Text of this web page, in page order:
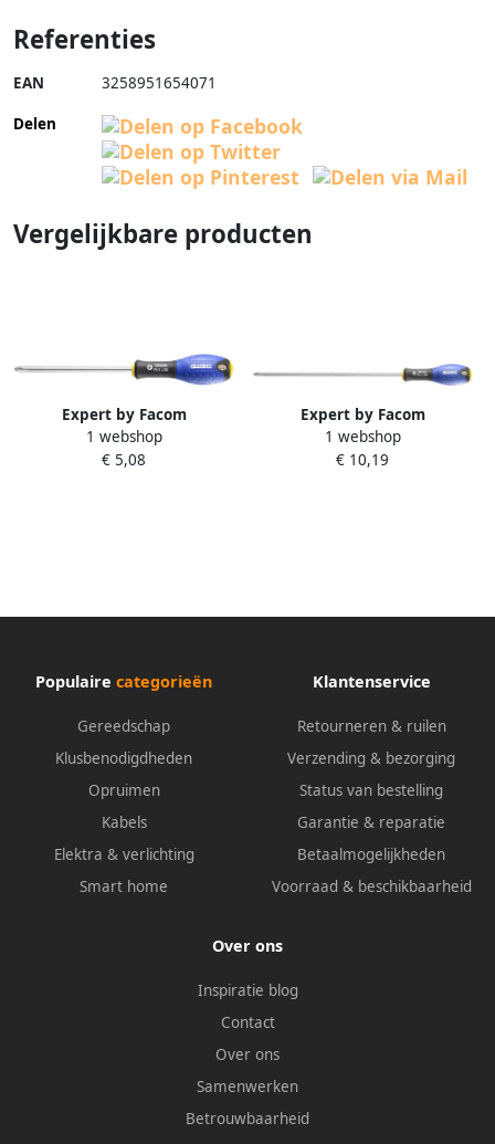
Referenties
EAN 3258951654071
Delen
Vergelijkbare producten
Expert by Facom
Schroevendraaier | PH2 x 125
E165209
1 webshop
€ 5,08
Expert by Facom
Schroevendraaier | PH2 x 250
E160305
1 webshop
€ 10,19
Populaire categorieën
Gereedschap
Klusbenodigdheden
Opruimen
Kabels
Elektra & verlichting
Smart home
Klantenservice
Retourneren & ruilen
Verzending & bezorging
Status van bestelling
Garantie & reparatie
Betaalmogelijkheden
Voorraad & beschikbaarheid
Over ons
Inspiratie blog
Contact
Over ons
Samenwerken
Betrouwbaarheid